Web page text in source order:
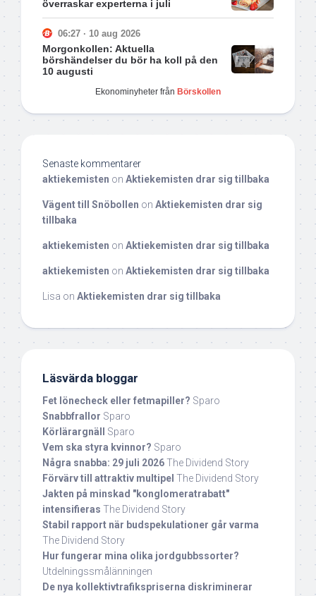
överraskar experterna i juli
06:27 · 10 aug 2026
Morgonkollen: Aktuella
börshändelser du bör ha koll på den
10 augusti
Ekonominyheter från Börskollen
Senaste kommentarer
aktiekemisten on Aktiekemisten drar sig tillbaka
Vägent till Snöbollen on Aktiekemisten drar sig
tillbaka
aktiekemisten on Aktiekemisten drar sig tillbaka
aktiekemisten on Aktiekemisten drar sig tillbaka
Lisa on Aktiekemisten drar sig tillbaka
Läsvärda bloggar
Fet lönecheck eller fetmapiller? Sparo
Snabbfrallor Sparo
Körlärargnäll
Sparo
Vem ska styra kvinnor? Sparo
Några snabba: 29 juli 2026The Dividend Story
Förvärv till attraktiv multipel The Dividend Story
Jakten på minskad "konglomeratrabatt"
intensifieras The Dividend Story
Stabil rapport när budspekulationer går varma
The Dividend Story
Hur fungerar mina olika jordgubbssorter?
Utdelningssmålänningen
De nya kollektivtrafikspriserna diskriminerar